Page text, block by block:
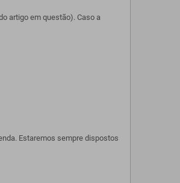
artigo em questão). Caso a
Estaremos sempre dispostos